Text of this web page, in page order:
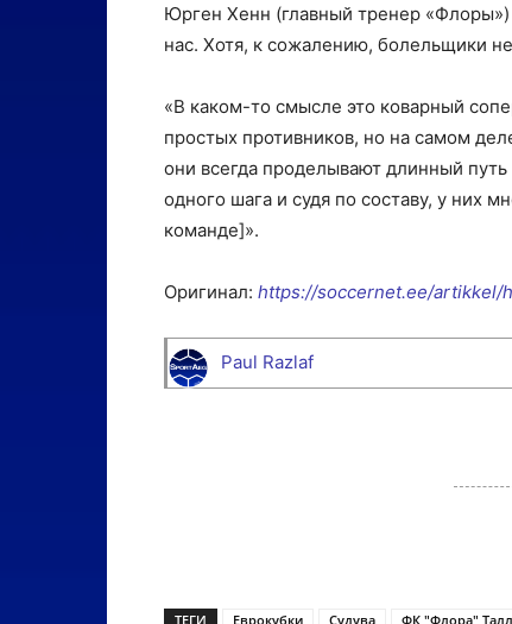
Юрген Хенн (главный тренер
нас. Хотя, к сожалению, болельщики
«В каком-то смысле это коварный
простых противников, но на самом
они всегда проделывают длинный путь
одного шага и судя по составу, у них
команде]».
Оригинал: https://soccernet.ee/artikkel/
Paul Razlaf
ТЕГИ Еврокубки Судува ФК "Флора"